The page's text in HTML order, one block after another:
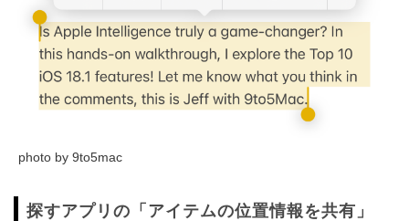
photo by 9to5mac
探すアプリの「アイテムの位置情報を共有」